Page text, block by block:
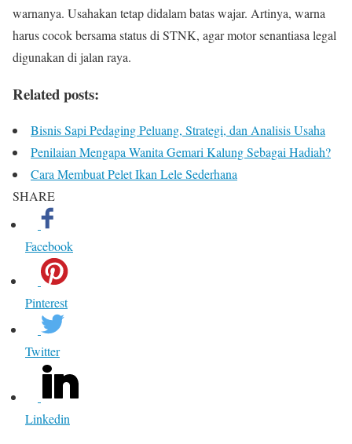
warnanya. Usahakan tetap didalam batas wajar. Artinya, warna
harus cocok bersama status di STNK, agar motor senantiasa legal
digunakan di jalan raya.
Related posts:
Bisnis Sapi Pedaging Peluang, Strategi, dan Analisis Usaha
Penilaian Mengapa Wanita Gemari Kalung Sebagai Hadiah?
Cara Membuat Pelet Ikan Lele Sederhana
SHARE
Facebook
Pinterest
Twitter
Linkedin